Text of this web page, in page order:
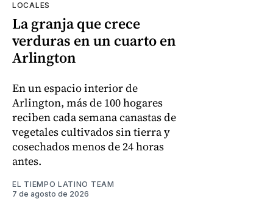
LOCALES
La granja que crece
verduras en un cuarto en
Arlington
En un espacio interior de
Arlington, más de 100 hogares
reciben cada semana canastas de
vegetales cultivados sin tierra y
cosechados menos de 24 horas
antes.
EL TIEMPO LATINO TEAM
7 de agosto de 2026